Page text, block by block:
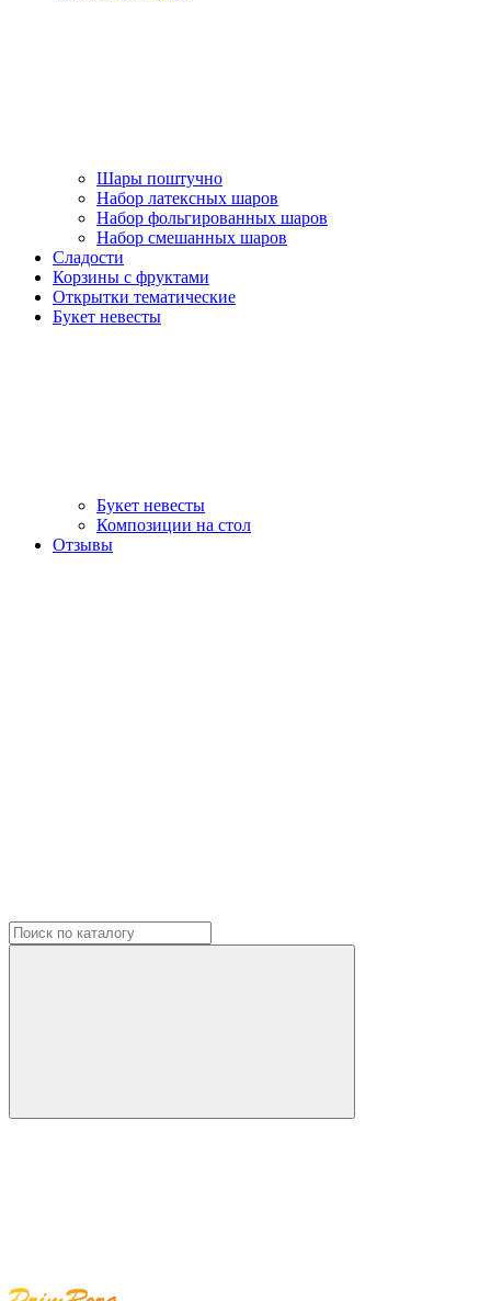
Шары поштучно
Набор латексных шаров
Набор фольгированных шаров
Набор смешанных шаров
Сладости
Корзины с фруктами
Открытки тематические
Букет невесты
Букет невесты
Композиции на стол
Отзывы